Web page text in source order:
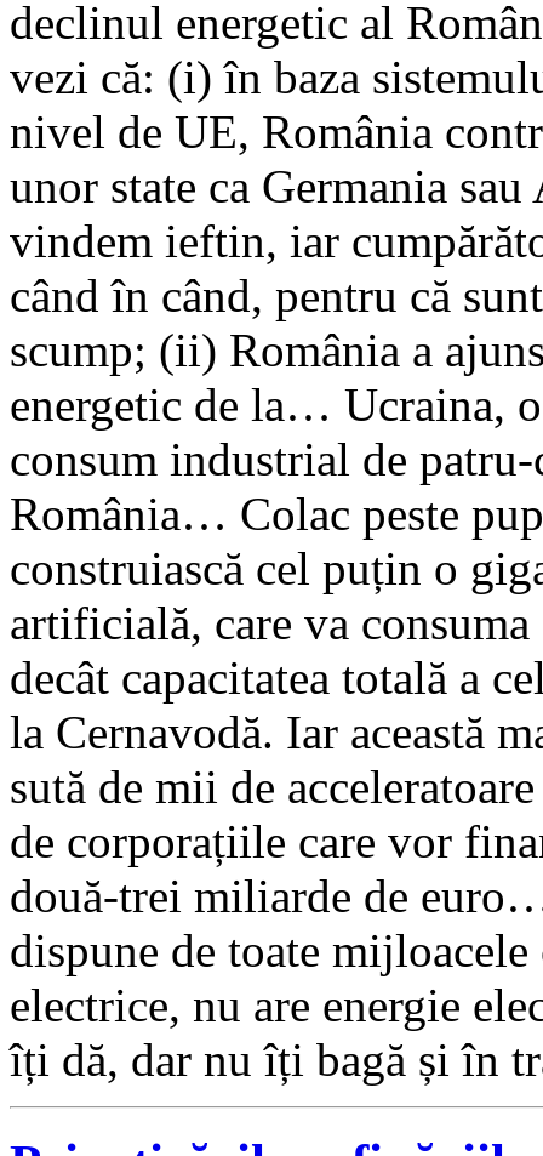
declinul energetic al
vezi că: (i) în baza
nivel de UE, România
unor state ca Germania
vindem ieftin, iar
când în când, pentru că
scump; (ii) România a
energetic de la… Ucraina,
consum industrial de
România… Colac peste
construiască cel puțin o
artificială, care va
decât capacitatea totală a
la Cernavodă. Iar această
sută de mii de
de corporațiile care vor
două-trei miliarde de
dispune de toate
electrice, nu are energie
îți dă, dar nu îți bagă și în